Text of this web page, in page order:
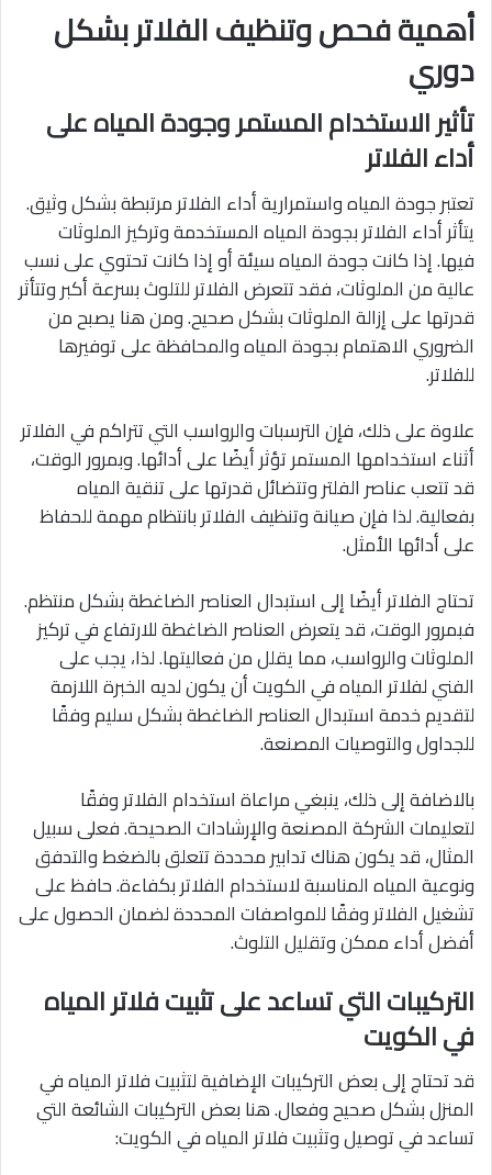
أهمية فحص وتنظيف الفلاتر بشكل
دوري
تأثير الاستخدام المستمر وجودة المياه على
أداء الفلاتر
تعتبر جودة المياه واستمرارية أداء الفلاتر مرتبطة بشكل وثيق.
يتأثر أداء الفلاتر بجودة المياه المستخدمة وتركيز الملوثات
فيها. إذا كانت جودة المياه سيئة أو إذا كانت تحتوي على نسب
عالية من الملوثات، فقد تتعرض الفلاتر للتلوث بسرعة أكبر وتتأثر
قدرتها على إزالة الملوثات بشكل صحيح. ومن هنا يصبح من
الضروري الاهتمام بجودة المياه والمحافظة على توفيرها
للفلاتر.
علاوة على ذلك، فإن الترسبات والرواسب التي تتراكم في الفلاتر
أثناء استخدامها المستمر تؤثر أيضًا على أدائها. وبمرور الوقت،
قد تتعب عناصر الفلتر وتتضائل قدرتها على تنقية المياه
بفعالية. لذا فإن صيانة وتنظيف الفلاتر بانتظام مهمة للحفاظ
على أدائها الأمثل.
تحتاج الفلاتر أيضًا إلى استبدال العناصر الضاغطة بشكل منتظم.
فبمرور الوقت، قد يتعرض العناصر الضاغطة للارتفاع في تركيز
الملوثات والرواسب، مما يقلل من فعاليتها. لذا، يجب على
الفني لفلاتر المياه في الكويت أن يكون لديه الخبرة اللازمة
لتقديم خدمة استبدال العناصر الضاغطة بشكل سليم وفقًا
للجداول والتوصيات المصنعة.
بالاضافة إلى ذلك، ينبغي مراعاة استخدام الفلاتر وفقًا
لتعليمات الشركة المصنعة والإرشادات الصحيحة. فعلى سبيل
المثال، قد يكون هناك تدابير محددة تتعلق بالضغط والتدفق
ونوعية المياه المناسبة لاستخدام الفلاتر بكفاءة. حافظ على
تشغيل الفلاتر وفقًا للمواصفات المحددة لضمان الحصول على
أفضل أداء ممكن وتقليل التلوث.
التركيبات التي تساعد على تثبيت فلاتر المياه
في الكويت
قد تحتاج إلى بعض التركيبات الإضافية لتثبيت فلاتر المياه في
المنزل بشكل صحيح وفعال. هنا بعض التركيبات الشائعة التي
تساعد في توصيل وتثبيت فلاتر المياه في الكويت: